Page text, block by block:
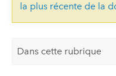
la plus récente de la
Dans cette rubrique